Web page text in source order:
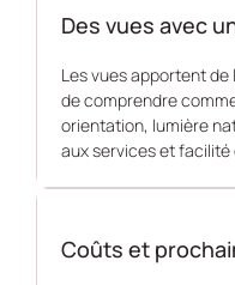
Des vues avec
Les vues apportent
de comprendre
orientation, lumière
aux services et facilité
Coûts et